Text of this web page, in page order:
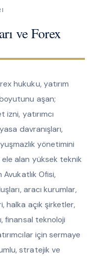
ve Forex
hukuku, yatırım
aşan;
yatırımcı
davranışları,
yönetimini
alan yüksek teknik
Ofisi,
aracı kurumlar,
halka açık şirketler,
finansal teknoloji
için sermaye
stratejik ve